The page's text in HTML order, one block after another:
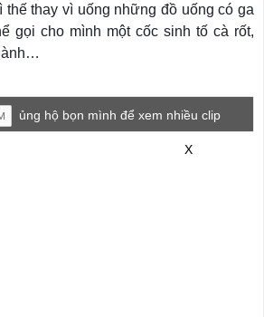
thay vì uống những đồ uống có ga
gọi cho mình một cốc sinh tố cà rốt,
ủng hộ bọn mình để xem nhiều clip
X